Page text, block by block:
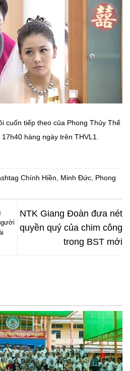
cuốn tiếp theo của Phong Thủy Thế
hàng ngày trên THVL1.
Chính Hiền Minh Đức Phong
NTK Giang Đoàn đưa nét
quyền quý của chim công
trong BST mới